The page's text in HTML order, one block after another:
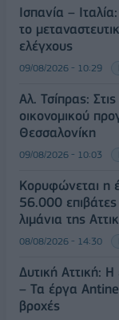
Ισπανία –
το
ελέγχους
09/08/2026 - 10:29
Αλ. Τσίπρας:
οικονομικού
Θεσσαλονίκη
09/08/2026 - 10:03
Κορυφώνεται η
56.000
λιμάνια της
08/08/2026 - 14:30
Δυτική Αττική:
– Τα έργα
βροχές